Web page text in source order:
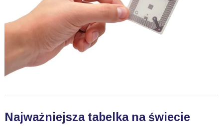
Najważniejsza tabelka na świecie